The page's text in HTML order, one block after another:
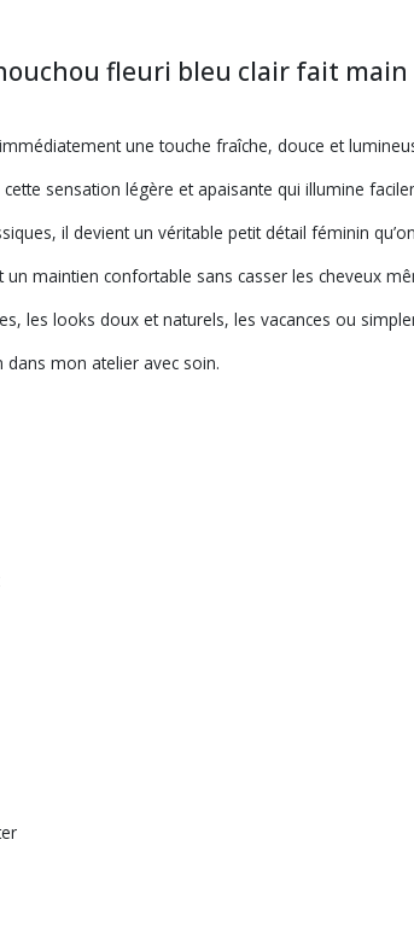
fleuri bleu clair fait main
une touche fraîche, douce et
sensation légère et apaisante qui illumine
il devient un véritable petit détail féminin
maintien confortable sans casser les cheveux
les looks doux et naturels, les vacances ou
dans mon atelier avec soin.